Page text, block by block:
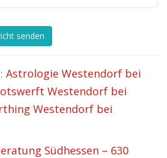
senden
Astrologie Westendorf bei
Westendorf bei
Westendorf bei
Südhessen – 630